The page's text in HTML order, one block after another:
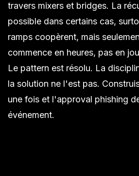
travers mixers et bridges. La
possible dans certains cas,
ramps coopèrent, mais
commence en heures, pas en
Le pattern est résolu. La
la solution ne l'est pas.
une fois et l'approval phishing
événement.